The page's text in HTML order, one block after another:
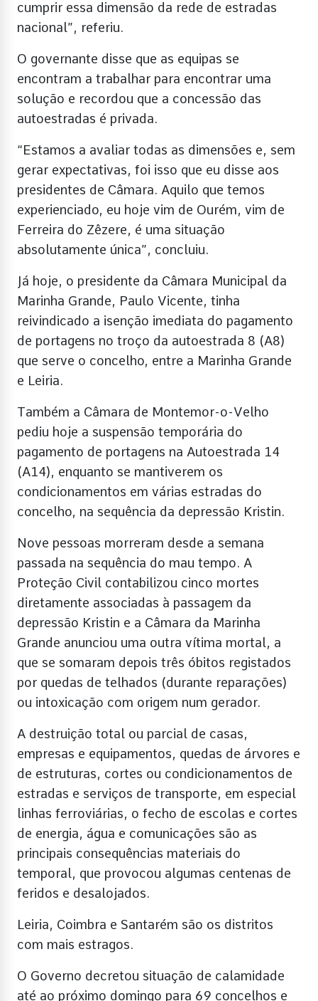
cumprir essa dimensão da rede de estradas
nacional”, referiu.
O governante disse que as equipas se
encontram a trabalhar para encontrar uma
solução e recordou que a concessão das
autoestradas é privada.
“Estamos a avaliar todas as dimensões e, sem
gerar expectativas, foi isso que eu disse aos
presidentes de Câmara. Aquilo que temos
experienciado, eu hoje vim de Ourém, vim de
Ferreira do Zêzere, é uma situação
absolutamente única”, concluiu.
Já hoje, o presidente da Câmara Municipal da
Marinha Grande, Paulo Vicente, tinha
reivindicado a isenção imediata do pagamento
de portagens no troço da autoestrada 8 (A8)
que serve o concelho, entre a Marinha Grande
e Leiria.
Também a Câmara de Montemor-o-Velho
pediu hoje a suspensão temporária do
pagamento de portagens na Autoestrada 14
(A14), enquanto se mantiverem os
condicionamentos em várias estradas do
concelho, na sequência da depressão Kristin.
Nove pessoas morreram desde a semana
passada na sequência do mau tempo. A
Proteção Civil contabilizou cinco mortes
diretamente associadas à passagem da
depressão Kristin e a Câmara da Marinha
Grande anunciou uma outra vítima mortal, a
que se somaram depois três óbitos registados
por quedas de telhados (durante reparações)
ou intoxicação com origem num gerador.
A destruição total ou parcial de casas,
empresas e equipamentos, quedas de árvores e
de estruturas, cortes ou condicionamentos de
estradas e serviços de transporte, em especial
linhas ferroviárias, o fecho de escolas e cortes
de energia, água e comunicações são as
principais consequências materiais do
temporal, que provocou algumas centenas de
feridos e desalojados.
Leiria, Coimbra e Santarém são os distritos
com mais estragos.
O Governo decretou situação de calamidade
até ao próximo domingo para 69 concelhos e